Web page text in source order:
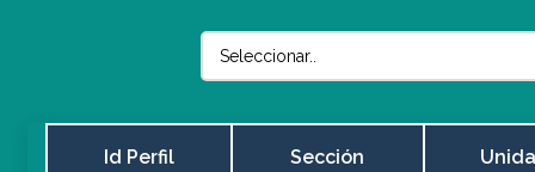
Id Perfil Sección